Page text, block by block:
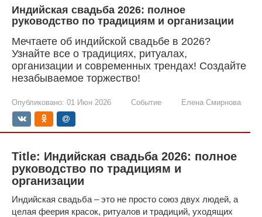
Индийская свадьба 2026: полное
руководство по традициям и организации
Мечтаете об индийской свадьбе в 2026?
Узнайте все о традициях, ритуалах,
организации и современных трендах! Создайте
незабываемое торжество!
Опубликовано: 01 Июн 2026 Событие Елена Смирнова
Title: Индийская свадьба 2026: полное
руководство по традициям и
организации
Индийская свадьба – это не просто союз двух людей, а
целая феерия красок, ритуалов и традиций, уходящих